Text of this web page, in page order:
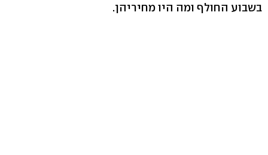
בשבוע החולף ומה היו מחיריהן.